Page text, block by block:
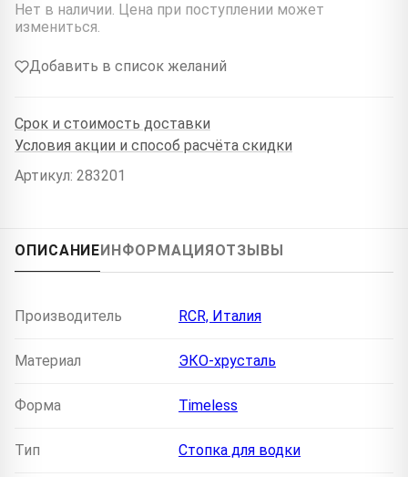
Нет в наличии. Цена при поступлении может
измениться.
Добавить в список желаний
Срок и стоимость доставки
Условия акции и способ расчёта скидки
Артикул: 283201
ОПИСАНИЕ ИНФОРМАЦИЯ ОТЗЫВЫ
Производитель RCR, Италия
Материал ЭКО-хрусталь
Форма Timeless
Тип Стопка для водки